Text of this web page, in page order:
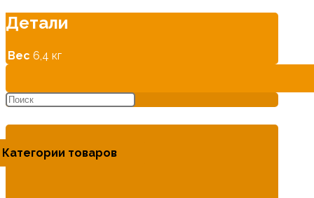
Детали
Вес 6,4 кг
Категории товаров